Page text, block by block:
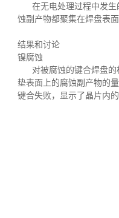
在无电处理过程中发
蚀副产物都聚集在焊盘表
结果和讨论
镍腐蚀
对被腐蚀的键合焊盘
垫表面上的腐蚀副产物的
键合失败，显示了晶片内